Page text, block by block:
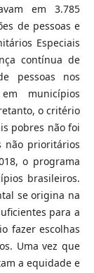
em 3.785
de pessoas e
Especiais
contínua de
pessoas nos
municípios
o critério
pobres não foi
não prioritários
o programa
brasileiros.
se origina na
para a
fazer escolhas
Uma vez que
a equidade e